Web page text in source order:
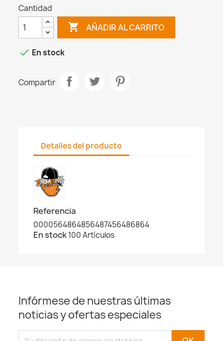
Cantidad
 AÑADIR AL CARRITO
 En stock
Compartir
Detalles del producto
Referencia
0000564864856487456486864
En stock100 Artículos
Infórmese de nuestras últimas
noticias y ofertas especiales